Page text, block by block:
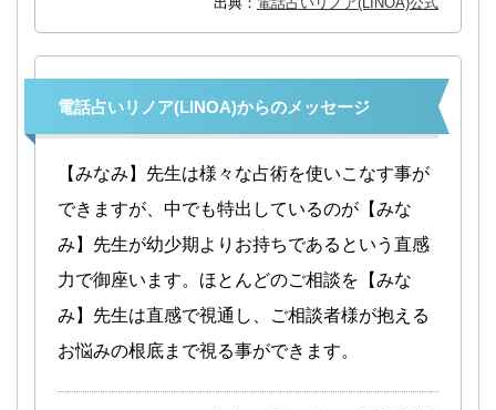
電話占いリノア(LINOA)からのメッセージ
【みなみ】先生は様々な占術を使いこなす事が
できますが、中でも特出しているのが【みな
み】先生が幼少期よりお持ちであるという直感
力で御座います。ほとんどのご相談を【みな
み】先生は直感で視通し、ご相談者様が抱える
お悩みの根底まで視る事ができます。